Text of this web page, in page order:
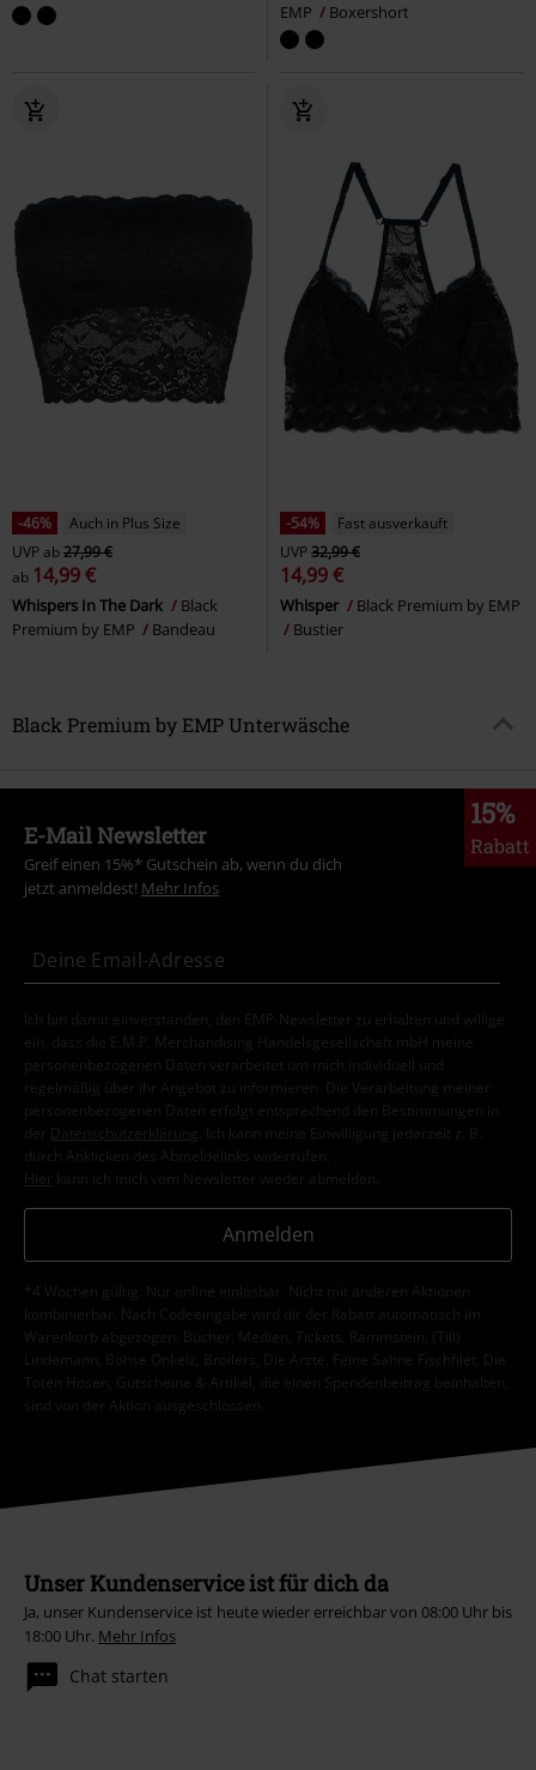
EMP
Boxershort
-46%
Auch in Plus Size
UVPab27,99 €
ab 14,99 €
Whispers In The Dark
Black
Premium by EMP
Bandeau
-54%
Fast ausverkauft
UVP32,99 €
14,99 €
Whisper
Black Premium by EMP
Bustier
Black Premium by EMP Unterwäsche
15%
Rabatt
E-Mail Newsletter
Greif einen 15%* Gutschein ab, wenn du dich
jetzt anmeldest! Mehr Infos
Ich bin damit einverstanden, den EMP-Newsletter zu erhalten und willige
ein, dass die E.M.P. Merchandising Handelsgesellschaft mbH meine
personenbezogenen Daten verarbeitet um mich individuell und
regelmäßig über ihr Angebot zu informieren. Die Verarbeitung meiner
personenbezogenen Daten erfolgt entsprechend den Bestimmungen in
der
Datenschutzerklärung
. Ich kann meine Einwilligung jederzeit z. B.
durch Anklicken des Abmeldelinks widerrufen.
Hier kann ich mich vom Newsletter wieder abmelden.
Anmelden
*4 Wochen gültig. Nur online einlösbar. Nicht mit anderen Aktionen
kombinierbar. Nach Codeeingabe wird dir der Rabatt automatisch im
Warenkorb abgezogen. Bücher, Medien, Tickets, Rammstein, (Till)
Lindemann, Böhse Onkelz, Broilers, Die Ärzte, Feine Sahne Fischfilet, Die
Toten Hosen, Gutscheine & Artikel, die einen Spendenbeitrag beinhalten,
sind von der Aktion ausgeschlossen.
Unser Kundenservice ist für dich da
Ja, unser Kundenservice ist heute wieder erreichbar von 08:00 Uhr bis
18:00 Uhr. Mehr Infos
Chat starten